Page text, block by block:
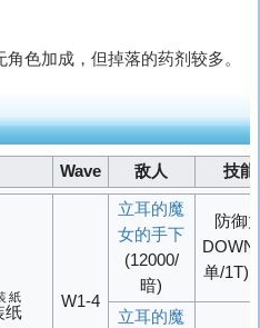
色加成，但掉落的药剂较多。
Wave 敌人 技能
纸
紙 W1-4
立耳的魔
女的手下
(12000/
暗)
防御
单/
立耳的魔